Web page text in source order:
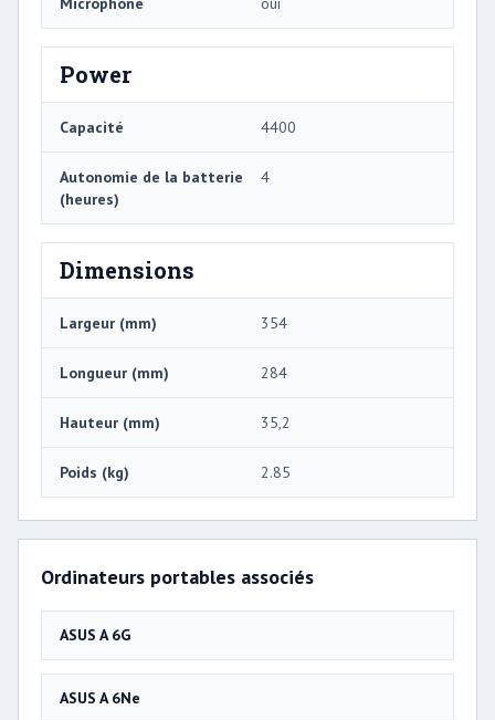
Power
Capacité 4400
Autonomie de la batterie
(heures)
4
Dimensions
Largeur (mm) 354
Longueur (mm) 284
Hauteur (mm) 35,2
Poids (kg) 2.85
Ordinateurs portables associés
ASUS A 6G
ASUS A 6Ne